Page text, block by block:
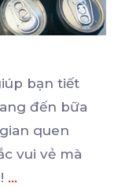
bạn tiết
đến bữa
quen
vui vẻ mà
...